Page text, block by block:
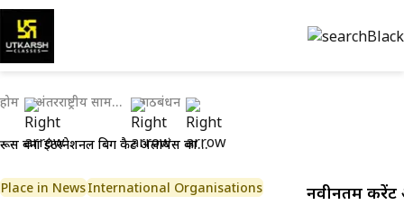
होम अंतरराष्ट्रीय सामयिकी गठबंधन
रूस बना इंटरनेशनल बिग कैट अलायंस का 19वाँ सदस्य
Place in NewsInternational Organisations नवीनतम करेंट